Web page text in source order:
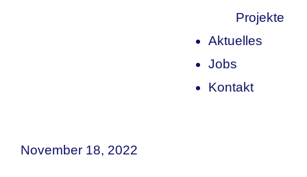
Projekte
Aktuelles
Jobs
Kontakt
November 18, 2022